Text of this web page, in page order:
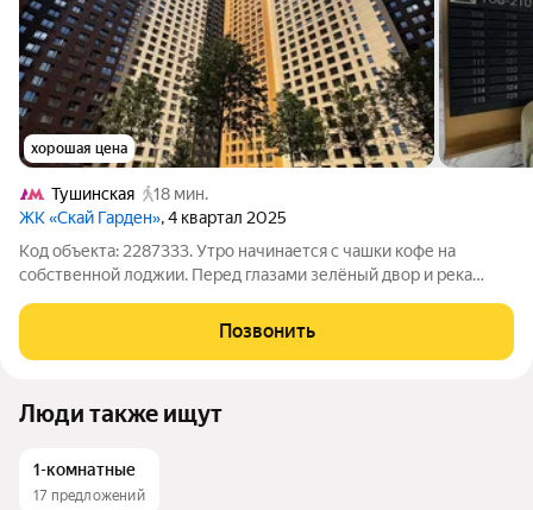
хорошая цена
Тушинская
18 мин.
ЖК «Скай Гарден», 4 квартал 2025
Код объекта: 2287333. Утро начинается с чашки кофе на
собственной лоджии. Перед глазами зелёный двор и река
прогулочная набережная. ДОМ СДАН. КЛЮЧИ НА РУКАХ.
Квартира уже принята с независимым
Позвонить
Люди также ищут
1-комнатные
17 предложений